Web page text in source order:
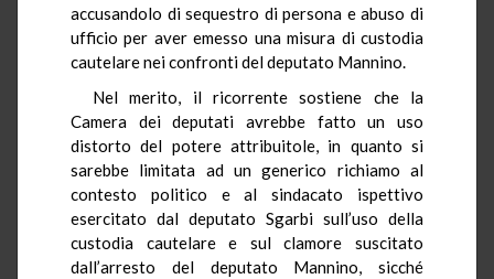
accusandolo di sequestro di persona e abuso di
ufficio per aver emesso una misura di custodia
cautelare nei confronti del deputato Mannino.
Nel merito, il ricorrente sostiene che la
Camera dei deputati avrebbe fatto un uso
distorto del potere attribuitole, in quanto si
sarebbe limitata ad un generico richiamo al
contesto politico e al sindacato ispettivo
esercitato dal deputato Sgarbi sull’uso della
custodia cautelare e sul clamore suscitato
dall’arresto del deputato Mannino, sicché